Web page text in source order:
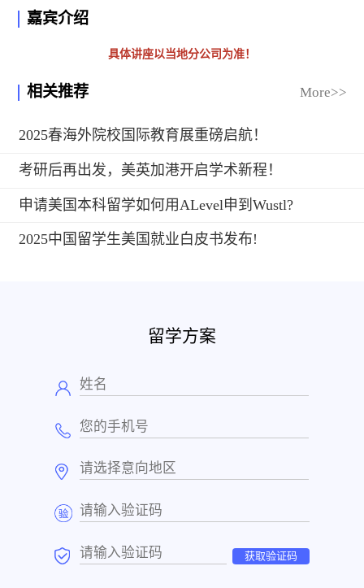
嘉宾介绍
具体讲座以当地分公司为准！
相关推荐 More>>
2025春海外院校国际教育展重磅启航！
考研后再出发，美英加港开启学术新程！
申请美国本科留学如何用ALevel申到Wustl?
2025中国留学生美国就业白皮书发布!
留学方案
获取验证码